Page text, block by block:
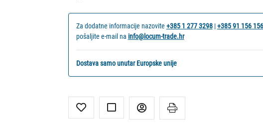
Za dodatne informacije nazovite +385 1 277 3298|+385 91 156
pošaljite e-mail na info@locum-trade.hr
Dostava samo unutar Europske unije